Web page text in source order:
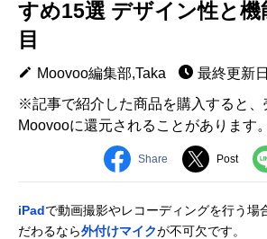
すめ15選 デザイン性と機
目
Moovoo編集部,Taka
最終更新
※記事で紹介した商品を購入すると、
Moovooに還元されることがあります。
Share Post
iPadで動画撮影やレコーディングを行う場
だわるなら外付けマイクが不可欠です。